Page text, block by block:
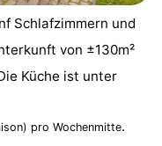
Schlafzimmern und
von ±130m²
Küche ist unter
pro Wochenmitte.